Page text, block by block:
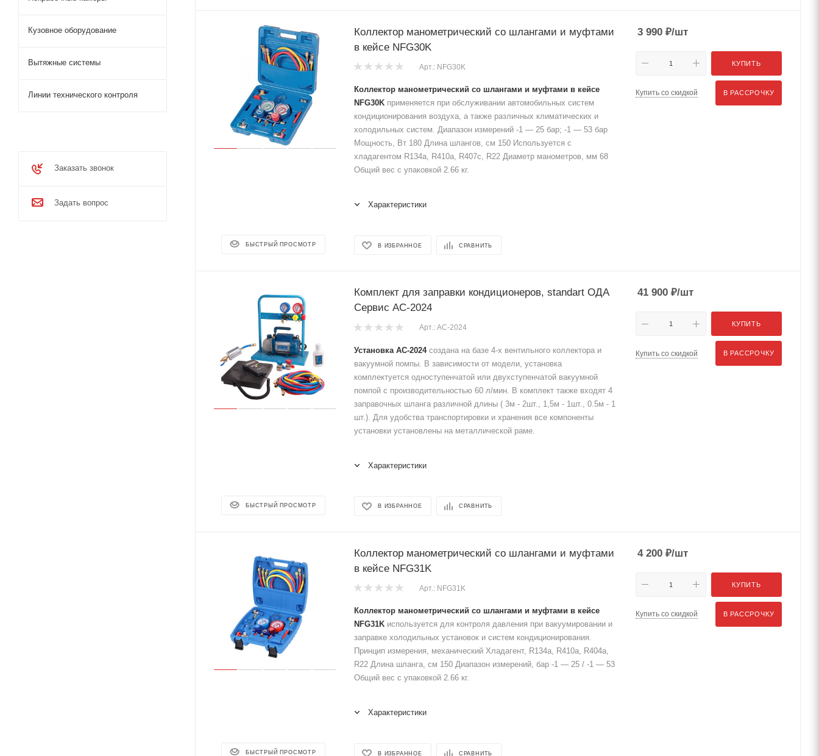
БЫСТРЫЙ ПРОСМОТР
Коллектор манометрический со шлангами и муфтами
в кейсе NFG30K
Арт.: NFG30K
Коллектор манометрический со шлангами и муфтами в кейсе
NFG30K применяется при обслуживании автомобильных систем
кондиционирования воздуха, а также различных климатических и
холодильных систем. Диапазон измерений -1 — 25 бар; -1 — 53 бар
Мощность, Вт 180 Длина шлангов, см 150 Используется с
хладагентом R134a, R410a, R407c, R22 Диаметр манометров, мм 68
Общий вес с упаковкой 2.66 кг.
Характеристики
В ИЗБРАННОЕ СРАВНИТЬ
3 990 ₽/шт
КУПИТЬ
Купить со скидкой В РАССРОЧКУ
БЫСТРЫЙ ПРОСМОТР
Комплект для заправки кондиционеров, standart ОДА
Сервис AC-2024
Арт.: AC-2024
Установка AC-2024создана на базе 4-х вентильного коллектора и
вакуумной помпы. В зависимости от модели, установка
комплектуется одноступенчатой или двухступенчатой вакуумной
помпой с производительностью 60 л/мин. В комплект также входят 4
заправочных шланга различной длины ( 3м - 2шт., 1,5м - 1шт., 0.5м - 1
шт.). Для удобства транспортировки и хранения все компоненты
установки установлены на металлической раме.
Характеристики
В ИЗБРАННОЕ СРАВНИТЬ
41 900 ₽/шт
КУПИТЬ
Купить со скидкой В РАССРОЧКУ
БЫСТРЫЙ ПРОСМОТР
Коллектор манометрический со шлангами и муфтами
в кейсе NFG31K
Арт.: NFG31K
Коллектор манометрический со шлангами и муфтами в кейсе
NFG31K используется для контроля давления при вакуумировании и
заправке холодильных установок и систем кондиционирования.
Принцип измерения, механический Хладагент, R134a, R410a, R404a,
R22 Длина шланга, см 150 Диапазон измерений, бар -1 — 25 / -1 — 53
Общий вес с упаковкой 2.66 кг.
Характеристики
В ИЗБРАННОЕ СРАВНИТЬ
4 200 ₽/шт
КУПИТЬ
Купить со скидкой В РАССРОЧКУ
Кузовное оборудование
Вытяжные системы
Линии технического контроля
Заказать звонок
Задать вопрос